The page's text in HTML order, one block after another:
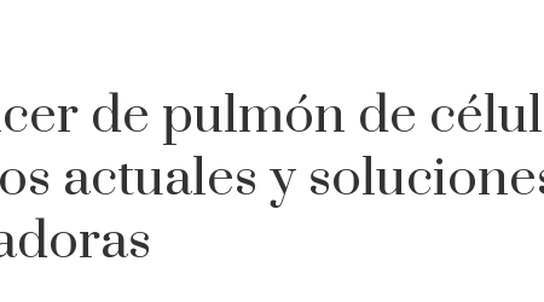
de pulmón de
actuales y